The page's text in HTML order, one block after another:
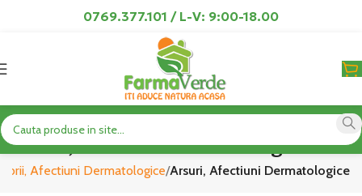
0769.377.101 / L-V: 9:00-18.00
Arsuri, Afectiuni Dermatologice
Afectiuni Dermatologice Arsuri, Afectiuni Dermatologice